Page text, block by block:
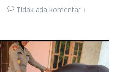
Tidak ada komentar